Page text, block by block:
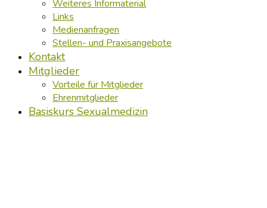
Weiteres Informaterial
Links
Medienanfragen
Stellen- und Praxisangebote
Kontakt
Mitglieder
Vorteile für Mitglieder
Ehrenmitglieder
Basiskurs Sexualmedizin